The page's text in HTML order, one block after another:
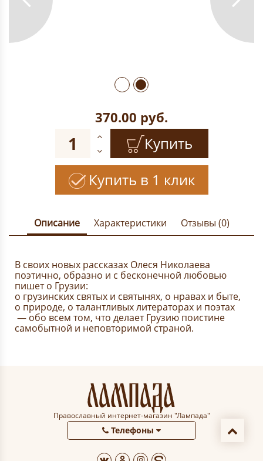
370.00 руб.
Купить
Купить в 1 клик
Описание Характеристики Отзывы (0)
В своих новых рассказах Олеся Николаева
поэтично, образно и с бесконечной любовью
пишет о Грузии:
о грузинских святых и святынях, о нравах и быте,
о природе, о талантливых литераторах и поэтах
— обо всем том, что делает Грузию поистине
самобытной и неповторимой страной.
Православный интернет-магазин "Лампада"
Телефоны